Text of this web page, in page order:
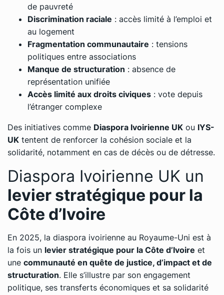
de pauvreté
Discrimination raciale : accès limité à l’emploi et
au logement
Fragmentation communautaire : tensions
politiques entre associations
Manque de structuration : absence de
représentation unifiée
Accès limité aux droits civiques : vote depuis
l’étranger complexe
Des initiatives comme Diaspora Ivoirienne UK ou IYS-
UK tentent de renforcer la cohésion sociale et la
solidarité, notamment en cas de décès ou de détresse.
Diaspora Ivoirienne UK un
levier stratégique pour la
Côte d’Ivoire
En 2025, la diaspora ivoirienne au Royaume-Uni est à
la fois un levier stratégique pour la Côte d’Ivoire et
une communauté en quête de justice, d’impact et de
structuration. Elle s’illustre par son engagement
politique, ses transferts économiques et sa solidarité